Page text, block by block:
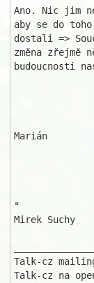
Ano. Nic jim
aby se do
dostali =>
změna zřejmě
budoucnosti
Marián
"
Mirek Suchy
Talk-cz